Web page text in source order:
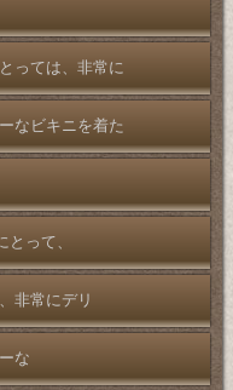
っては、非常に
なビキニを着た
って、
非常にデリ
な